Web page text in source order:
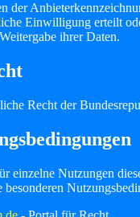
der
Einwilligung erteilt
ihrer Daten.
Recht der
einzelne Nutzungen